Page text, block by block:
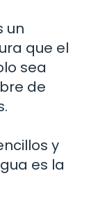
un
que el
sea
de
y
es la